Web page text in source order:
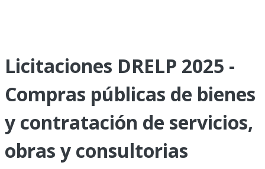
Licitaciones DRELP 2025 -
Compras públicas de bienes
y contratación de servicios,
obras y consultorias